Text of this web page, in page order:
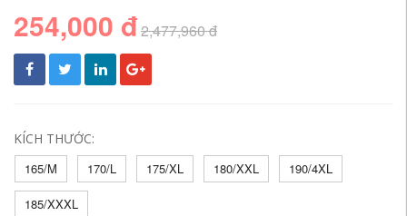
254,000 đ2,477,960 đ
KÍCH THƯỚC:
165/M
170/L 175/XL 180/XXL 190/4XL
185/XXXL